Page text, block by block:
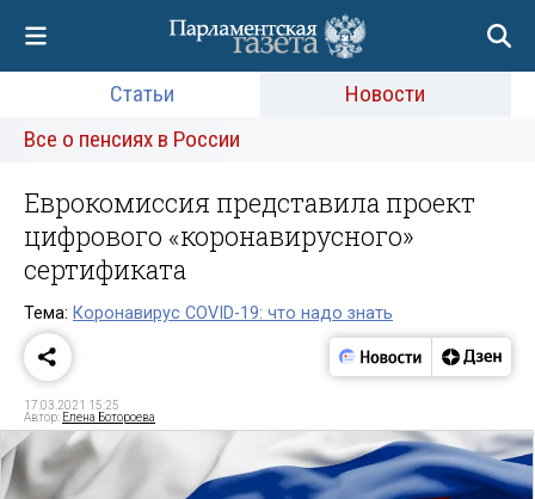
Статьи
Новости
Все о пенсиях в России
Еврокомиссия представила проект
цифрового «коронавирусного»
сертификата
Тема: Коронавирус COVID-19: что надо знать
17.03.2021 15:25
Автор: Елена Ботороева